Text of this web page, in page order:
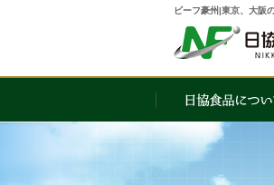
ビーフ豪州|東京、大阪